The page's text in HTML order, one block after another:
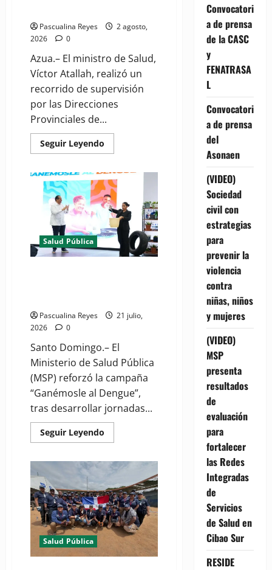
Pascualina Reyes
2 agosto,
2026
0
Azua.– El ministro de Salud,
Víctor Atallah, realizó un
recorrido de supervisión
por las Direcciones
Provinciales de...
Seguir Leyendo
more
Víctor
Atallah
destaca
reducción
de
82%
de
los
casos
de
DPS
Salud Pública
Pascualina Reyes
21 julio,
2026
0
Santo Domingo.– El
Ministerio de Salud Pública
(MSP) reforzó la campaña
“Ganémosle al Dengue”,
tras desarrollar jornadas...
Seguir Leyendo
more
Salud
Pública
refuerza
la
campaña
"Ganémosle
al
Dengue"
Salud Pública
Convocatori
a de prensa
de la CASC
y
FENATRASA
L
Convocatori
a de prensa
del
Asonaen
(VIDEO)
Sociedad
civil con
estrategias
para
prevenir la
violencia
contra
niñas, niños
y mujeres
(VIDEO)
MSP
presenta
resultados
de
evaluación
para
fortalecer
las Redes
Integradas
de
Servicios
de Salud en
Cibao Sur
RESIDE